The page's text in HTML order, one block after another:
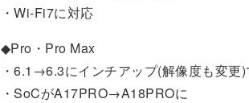
・Wi-Fi7に対応
◆Pro・Pro Max
・6.1→6.3にインチアップ(解像度も変更
・SoCがA17PRO→A18PROに